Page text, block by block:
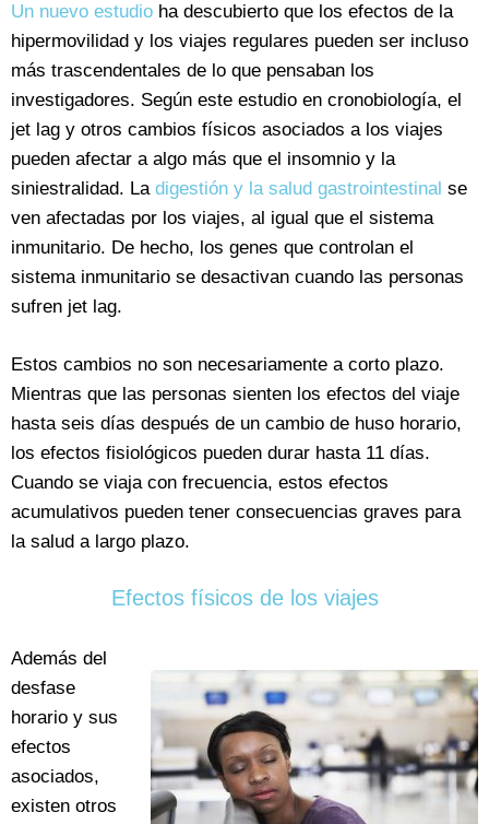
Un nuevo estudio ha descubierto que los efectos de la
hipermovilidad y los viajes regulares pueden ser incluso
más trascendentales de lo que pensaban los
investigadores. Según este estudio en cronobiología, el
jet lag y otros cambios físicos asociados a los viajes
pueden afectar a algo más que el insomnio y la
siniestralidad. La digestión y la salud gastrointestinal se
ven afectadas por los viajes, al igual que el sistema
inmunitario. De hecho, los genes que controlan el
sistema inmunitario se desactivan cuando las personas
sufren jet lag.
Estos cambios no son necesariamente a corto plazo.
Mientras que las personas sienten los efectos del viaje
hasta seis días después de un cambio de huso horario,
los efectos fisiológicos pueden durar hasta 11 días.
Cuando se viaja con frecuencia, estos efectos
acumulativos pueden tener consecuencias graves para
la salud a largo plazo.
Efectos físicos de los viajes
Además del
desfase
horario y sus
efectos
asociados,
existen otros